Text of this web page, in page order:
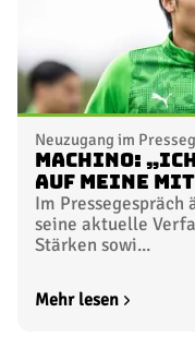
Neuzugang im
Machino:
auf meine
Im
seine aktuelle
Stärken sowi...
Mehr lesen